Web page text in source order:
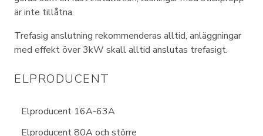
är inte tillåtna.
Trefasig anslutning rekommenderas alltid, anläggningar
med effekt över 3kW skall alltid anslutas trefasigt.
ELPRODUCENT
Elproducent 16A-63A
Elproducent 80A och större